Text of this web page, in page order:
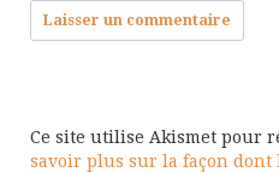
Ce site utilise Akismet pour
savoir plus sur la façon dont